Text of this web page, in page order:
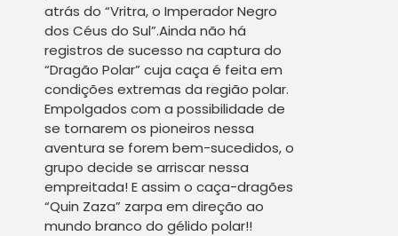
atrás do “Vritra, o Imperador Negro
dos Céus do Sul”.Ainda não há
registros de sucesso na captura do
“Dragão Polar” cuja caça é feita em
condições extremas da região polar.
Empolgados com a possibilidade de
se tornarem os pioneiros nessa
aventura se forem bem-sucedidos, o
grupo decide se arriscar nessa
empreitada! E assim o caça-dragões
“Quin Zaza” zarpa em direção ao
mundo branco do gélido polar!!